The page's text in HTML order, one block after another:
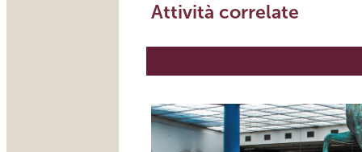
Attività correlate